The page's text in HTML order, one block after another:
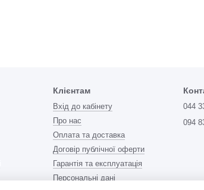
Клієнтам
Вхід до кабінету
Про нас
Оплата та доставка
Договір публічної оферти
Гарантія та експлуатація
Персональні дані
044
094